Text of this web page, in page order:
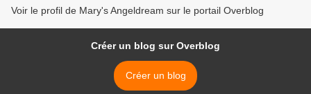
Voir le profil de Mary's Angeldream sur le portail Overblog
Créer un blog sur Overblog
Créer un blog